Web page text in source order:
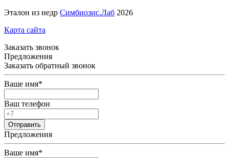
Эталон из недр Симбиозис.Лаб 2026
Карта сайта
Заказать звонок
Предложения
Заказать обратный звонок
Ваше имя*
Ваш телефон
Предложения
Ваше имя*